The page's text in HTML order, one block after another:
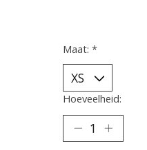
Maat: *
Hoeveelheid: